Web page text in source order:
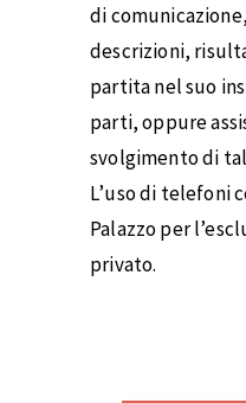
di
descrizioni,
partita nel suo
parti, oppure
svolgimento di
L’uso di telefoni
Palazzo per
privato.